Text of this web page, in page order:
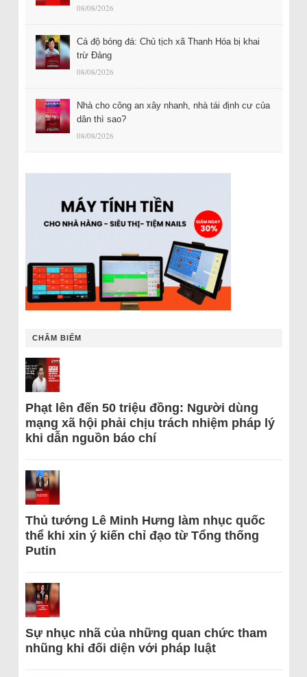
08/08/2026
Cá độ bóng đá: Chủ tịch xã Thanh Hóa bị khai
trừ Đảng
08/08/2026
Nhà cho công an xây nhanh, nhà tái định cư của
dân thì sao?
08/08/2026
CHÂM BIẾM
Phạt lên đến 50 triệu đồng: Người dùng
mạng xã hội phải chịu trách nhiệm pháp lý
khi dẫn nguồn báo chí
Thủ tướng Lê Minh Hưng làm nhục quốc
thể khi xin ý kiến chỉ đạo từ Tổng thống
Putin
Sự nhục nhã của những quan chức tham
nhũng khi đối diện với pháp luật